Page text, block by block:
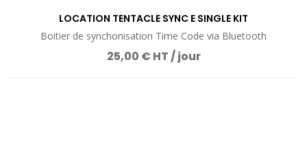
LOCATION TENTACLE SYNC E SINGLE KIT
Boitier de synchonisation Time Code via Bluetooth
25,00 € HT / jour